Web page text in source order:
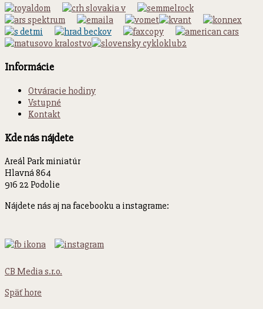
Informácie
Otváracie hodiny
Vstupné
Kontakt
Kde nás nájdete
Areál Park miniatúr
Hlavná 864
916 22 Podolie
Nájdete nás aj na facebooku a instagrame:
CB Media s.r.o.
Späť hore